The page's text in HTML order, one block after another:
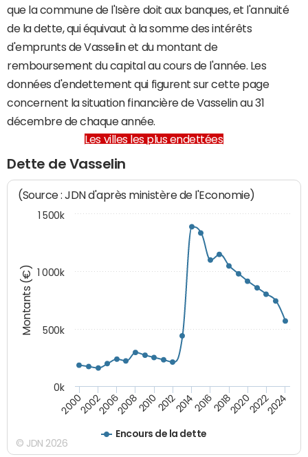
que la commune de l'Isère doit aux banques, et l'annuité
de la dette, qui équivaut à la somme des intérêts
d'emprunts de Vasselin et du montant de
remboursement du capital au cours de l'année. Les
données d'endettement qui figurent sur cette page
concernent la situation financière de Vasselin au 31
décembre de chaque année.
Les villes les plus endettées
Dette de Vasselin
Montants (€)
(Source : JDN d'après ministère de l'Economie)
Encours de la dette
200020022006200820102012201420162018202020222024
0k
500k
1 000k
1 500k
© JDN 2026